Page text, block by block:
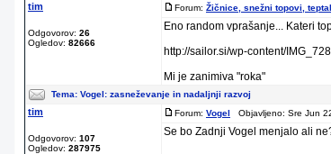
tim
Odgovorov: 26
Ogledov: 82666
Forum: Žičnice, snežni topovi,
Eno random vprašanje... Kateri
http://sailor.si/wp-content/
Mi je zanimiva "roka"
Tema: Vogel: zasneževanje in nadaljnji razvoj
tim
Odgovorov: 107
Ogledov: 287975
Forum: Vogel Objavljeno: Sre Jun
Se bo Zadnji Vogel menjalo ali